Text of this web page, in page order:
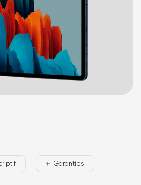
Garanties